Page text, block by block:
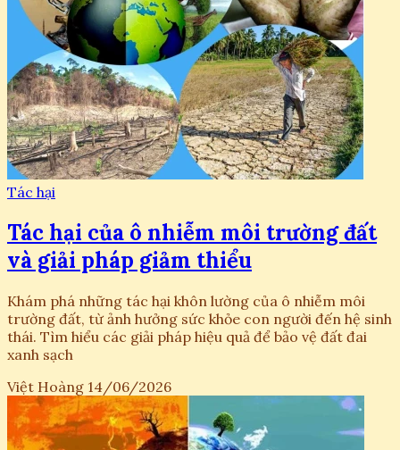
Tác hại
Tác hại của ô nhiễm môi trường đất
và giải pháp giảm thiểu
Khám phá những tác hại khôn lường của ô nhiễm môi
trường đất, từ ảnh hưởng sức khỏe con người đến hệ sinh
thái. Tìm hiểu các giải pháp hiệu quả để bảo vệ đất đai
xanh sạch
Việt Hoàng 14/06/2026